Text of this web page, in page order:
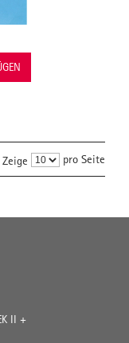
Zeige pro Seite
II +